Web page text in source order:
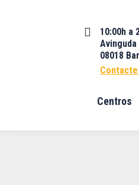
10:00h a
Avinguda
08018
Contacte
Centros